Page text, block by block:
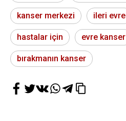
kanser merkezi ileri evre
hastalar için evre kanser
bırakmanın kanser